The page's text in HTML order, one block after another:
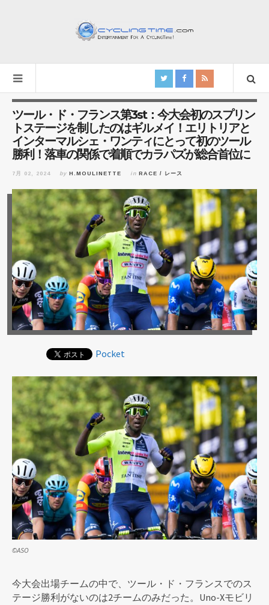
ツール・ド・フランス第3st：今大会初のスプリン
トステージを制したのはギルメイ！エリトリアと
インターマルシェ・ワンティにとって初のツール
勝利！落車の関係で着順でカラパズが総合首位に
7月 02, 2024 by H.MOULINETTE in RACE / レース
Pocket
©ASO
今大会出場チームの中で、ツール・ド・フランスでのス
テージ勝利がないのは2チームのみだった。Uno-Xモビリ